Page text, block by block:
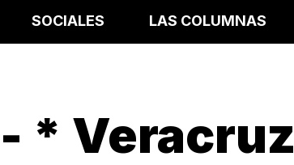
SOCIALES LAS COLUMNAS
- * Veracruz